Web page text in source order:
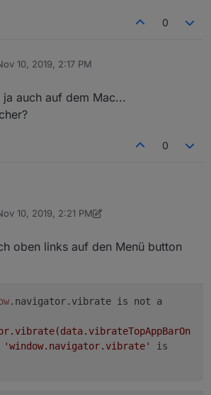
0
10, 2019, 2:17 PM
auch auf dem Mac...
0
einfacher?
10, 2019, 2:21 PM
dos1973Nov 10, 2019, 3:24 PM
oben links auf den Menü button
. navigator. vibrate is not a
'window.navigator.vibrate'
is